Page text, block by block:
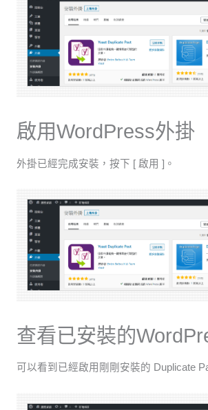
啟用WordPress外掛
外掛已經完成安裝，按下 [ 啟用 ]。
查看已安裝的
可以看到已經啟用剛剛安裝的 Duplicate